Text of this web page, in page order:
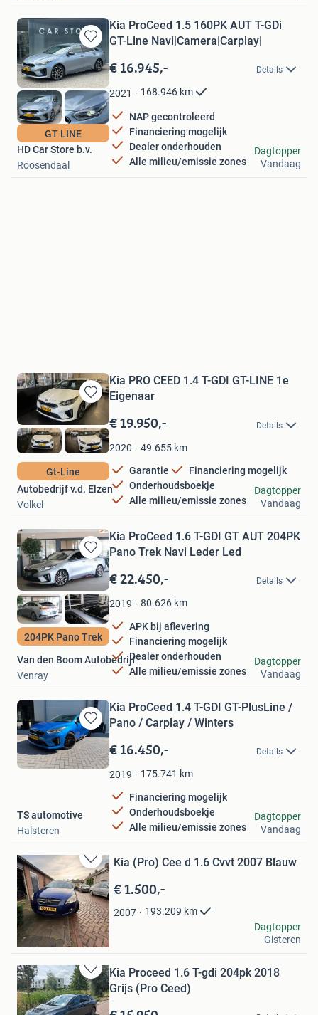
Bewaren
in
Mijn
Favorieten
GT LINE
Kia ProCeed 1.5 160PK AUT T-GDi
GT-Line Navi|Camera|Carplay|
€ 16.945,- Details
2021 168.946 km
NAP gecontroleerd
Financiering mogelijk
Dealer onderhouden
Alle milieu/emissie zones
HD Car Store b.v.
Roosendaal
Dagtopper
Vandaag
Bewaren
in
Mijn
Favorieten
Gt-Line
Kia PRO CEED 1.4 T-GDI GT-LINE 1e
Eigenaar
€ 19.950,- Details
2020 49.655 km
Garantie
Financiering mogelijk
Onderhoudsboekje
Alle milieu/emissie zones
Autobedrijf v.d. Elzen
Volkel
Dagtopper
Vandaag
Bewaren
in
Mijn
Favorieten
204PK Pano Trek
Kia ProCeed 1.6 T-GDI GT AUT 204PK
Pano Trek Navi Leder Led
€ 22.450,- Details
2019 80.626 km
APK bij aflevering
Financiering mogelijk
Dealer onderhouden
Alle milieu/emissie zones
Van den Boom Autobedrijf
Venray
Dagtopper
Vandaag
Bewaren
in
Mijn
Favorieten
Kia ProCeed 1.4 T-GDI GT-PlusLine /
Pano / Carplay / Winters
€ 16.450,- Details
2019 175.741 km
Financiering mogelijk
Onderhoudsboekje
Alle milieu/emissie zones
TS automotive
Halsteren
Dagtopper
Vandaag
Bewaren
in
Mijn
Favorieten
Kia (Pro) Cee d 1.6 Cvvt 2007 Blauw
€ 1.500,-
2007 193.209 km
Thorsten
Kaatsheuvel
Dagtopper
Gisteren
Bewaren
in
Mijn
Kia Proceed 1.6 T-gdi 204pk 2018
Grijs (Pro Ceed)